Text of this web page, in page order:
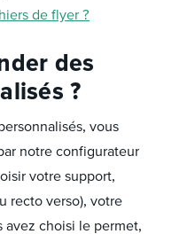
de flyer ?
des
?
vous
notre configurateur
votre support,
recto verso), votre
avez choisi le permet,